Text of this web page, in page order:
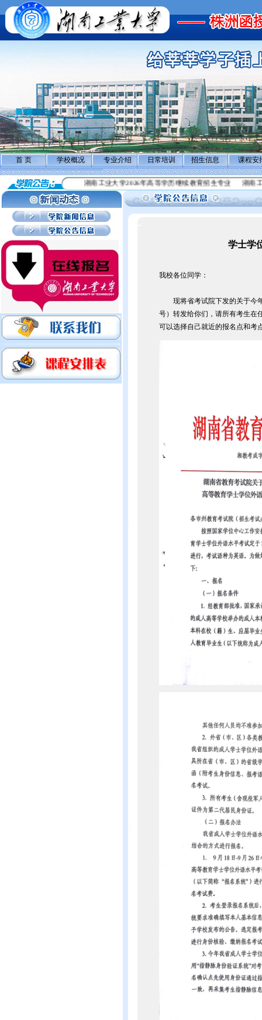
首 页 学校概况 专业介绍 日常培训 招生信息 课程安
湖南工业大学2026年高等学历继续教育招生专业 湖南工业
学士学
我校各位同学：
现将省考试院下发的关于今年
号）转发给你们，请所有考生在
可以选择自己就近的报名点和考